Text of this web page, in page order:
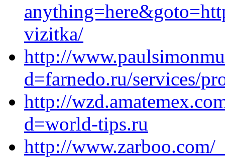
vizitka/
http://
d=farnedo.ru/services/
http://
d=world-tips.ru
http://www.zarboo.com/